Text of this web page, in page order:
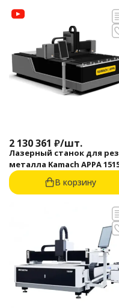
2 130 361 ₽/шт.
Лазерный станок для
металла Kamach APPA
(1500 Вт)
В корзину